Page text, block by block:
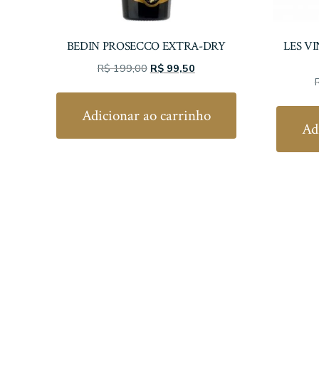
BEDIN PROSECCO EXTRA-DRY
R$199,00 O
era:
R$ 199,00.
R$99,50O
é:
R$ 99,50.
Adicionar ao carrinho
LES